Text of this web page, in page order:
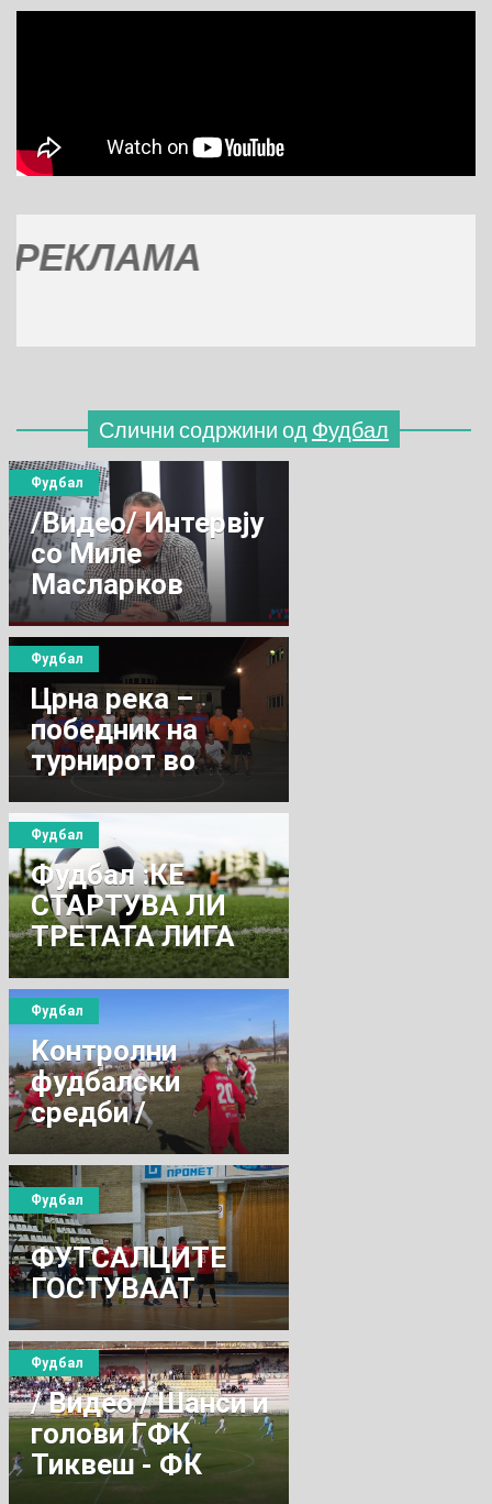
Слични содржини од Фудбал
/Видео/ Интервју
со Миле
Масларков
претседател на
УО на ГФК
Тиквеш 1930
Фудбал
Црна река –
победник на
турнирот во
Фудбал
Фудбал :КЕ
СТАРТУВА ЛИ
ТРЕТАТА ЛИГА
ЈУГ ?!
Фудбал
Kонтролни
фудбалски
средби /
ТИКВЕШ -
ПОБЕДА 5:2
Фудбал
ФУТСАЛЦИТЕ
ГОСТУВААТ
Фудбал
/ Видео / Шанси и
голови ГФК
Тиквеш - ФК
Плачковица 4:2
Фудбал